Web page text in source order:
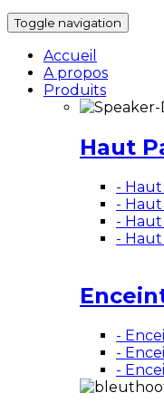
Toggle navigation
Accueil
A propos
Produits
Haut
- Haut
-
- Haut
- Haut
-
-
-